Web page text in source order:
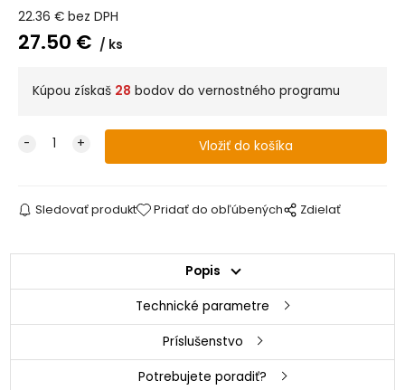
22.36 € bez DPH
27.50 € ks
Kúpou získaš 28 bodov do vernostného programu
Sledovať produkt Pridať do obľúbených Zdielať
Popis
Technické parametre
Príslušenstvo
Potrebujete poradiť?